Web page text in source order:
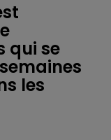
qui se
les